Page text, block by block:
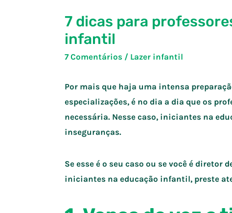
7 dicas para
infantil
7 Comentários / Lazer infantil
Por mais que haja uma intensa
especializações, é no dia a dia que os
necessária. Nesse caso, iniciantes na
inseguranças.
Se esse é o seu caso ou se você é diretor
iniciantes na educação infantil, preste